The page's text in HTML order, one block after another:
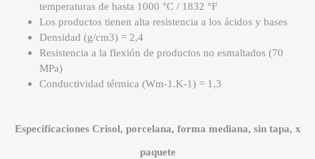
temperaturas de hasta 1000 °C / 1832 °F
Los productos tienen alta resistencia a los ácidos y bases
Densidad (g/cm3) = 2,4
Resistencia a la flexión de productos no esmaltados (70
MPa)
Conductividad térmica (Wm-1.K-1) = 1,3
Especificaciones Crisol, porcelana, forma mediana, sin tapa, x
paquete